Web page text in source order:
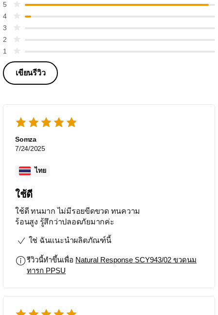
5
4
3
2
1
เขียนรีวิว
Somza
7/24/2025
ไทย
ใช้ดี
ใช้ดี ทนมาก ไม่มีรอยขีดขวด ทนความ
ร้อนสูง รู้สึกว่าปลอดภัยมากค่ะ
ใช่ ฉันแนะนำผลิตภัณฑ์นี้
รีวิวนี้ทำขึ้นเพื่อ Natural Response SCY943/02 ขวดนม
ทารก PPSU